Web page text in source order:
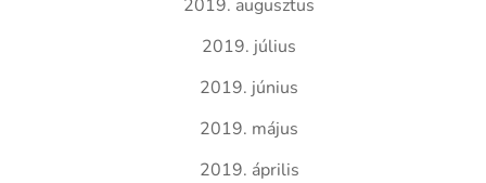
2019. augusztus
2019. július
2019. június
2019. május
2019. április